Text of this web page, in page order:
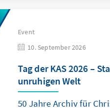
Event
10. September 2026
Tag der KAS 2026 –
unruhigen Welt
50 Jahre Archiv für